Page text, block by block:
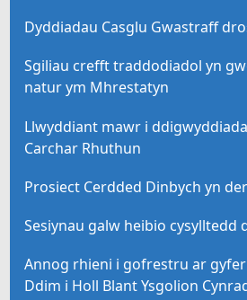
Dyddiadau Casglu Gwastraff
Sgiliau crefft traddodiadol yn
natur ym Mhrestatyn
Llwyddiant mawr i
Carchar Rhuthun
Prosiect Cerdded Dinbych yn
Sesiynau galw heibio cysylltedd
Annog rhieni i gofrestru ar gyfer
Ddim i Holl Blant Ysgolion